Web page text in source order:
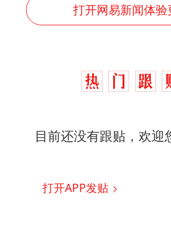
打开网易新闻体验
目前还没有跟贴，欢迎
打开APP发贴